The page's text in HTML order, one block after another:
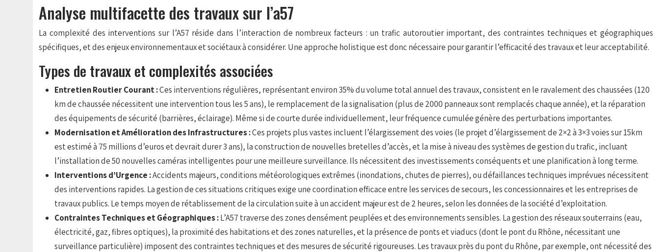
Analyse multifacette des travaux sur l’a57
La complexité des interventions sur l’A57 réside dans l’interaction de nombreux facteurs : un trafic autoroutier important, des contraintes techniques et géographiques
spécifiques, et des enjeux environnementaux et sociétaux à considérer. Une approche holistique est donc nécessaire pour garantir l’efficacité des travaux et leur acceptabilité.
Types de travaux et complexités associées
Entretien Routier Courant :Ces interventions régulières, représentant environ 35% du volume total annuel des travaux, consistent en le ravalement des chaussées (120
km de chaussée nécessitent une intervention tous les 5 ans), le remplacement de la signalisation (plus de 2000 panneaux sont remplacés chaque année), et la réparation
des équipements de sécurité (barrières, éclairage). Même si de courte durée individuellement, leur fréquence cumulée génère des perturbations importantes.
Modernisation et Amélioration des Infrastructures :Ces projets plus vastes incluent l’élargissement des voies (le projet d’élargissement de 2×2 à 3×3 voies sur 15km
est estimé à 75 millions d’euros et devrait durer 3 ans), la construction de nouvelles bretelles d’accès, et la mise à niveau des systèmes de gestion du trafic, incluant
l’installation de 50 nouvelles caméras intelligentes pour une meilleure surveillance. Ils nécessitent des investissements conséquents et une planification à long terme.
Interventions d’Urgence :Accidents majeurs, conditions météorologiques extrêmes (inondations, chutes de pierres), ou défaillances techniques imprévues nécessitent
des interventions rapides. La gestion de ces situations critiques exige une coordination efficace entre les services de secours, les concessionnaires et les entreprises de
travaux publics. Le temps moyen de rétablissement de la circulation suite à un accident majeur est de 2 heures, selon les données de la société d’exploitation.
Contraintes Techniques et Géographiques :L’A57 traverse des zones densément peuplées et des environnements sensibles. La gestion des réseaux souterrains (eau,
électricité, gaz, fibres optiques), la proximité des habitations et des zones naturelles, et la présence de ponts et viaducs (dont le pont du Rhône, nécessitant une
surveillance particulière) imposent des contraintes techniques et des mesures de sécurité rigoureuses. Les travaux près du pont du Rhône, par exemple, ont nécessité des